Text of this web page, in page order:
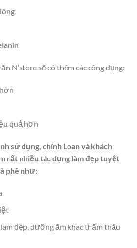
N’store sẽ có thêm các công dụng:
quả hơn
sử dụng, chính Loan và khách
rất nhiều tác dụng làm đẹp tuyệt
phê như:
đẹp, dưỡng ẩm khác thẩm thấu